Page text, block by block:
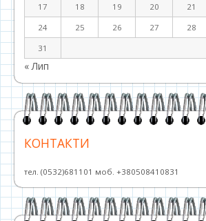
17
18 19 20 21
24
25 26 27 28
31
« Лип
КОНТАКТИ
тел. (0532)681101 моб. +380508410831